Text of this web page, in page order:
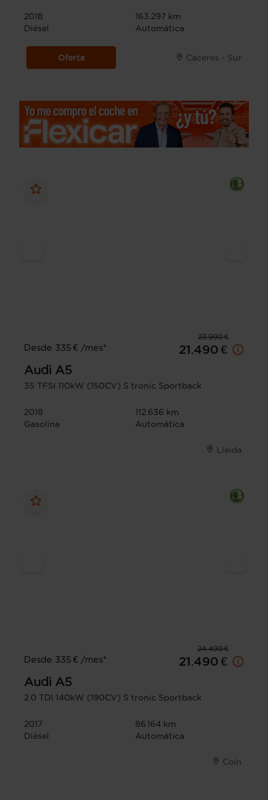
2018
163.297 km
Diésel
Automática
Oferta Cáceres - Sur
23.990 €
Desde 335 € /mes*
21.490 €
Audi A5
35 TFSI 110kW (150CV) S tronic Sportback
2018
112.636 km
Gasolina
Automática
Lleida
24.490 €
Desde 335 € /mes*
21.490 €
Audi A5
2.0 TDI 140kW (190CV) S tronic Sportback
2017
86.164 km
Diésel
Automática
Coín